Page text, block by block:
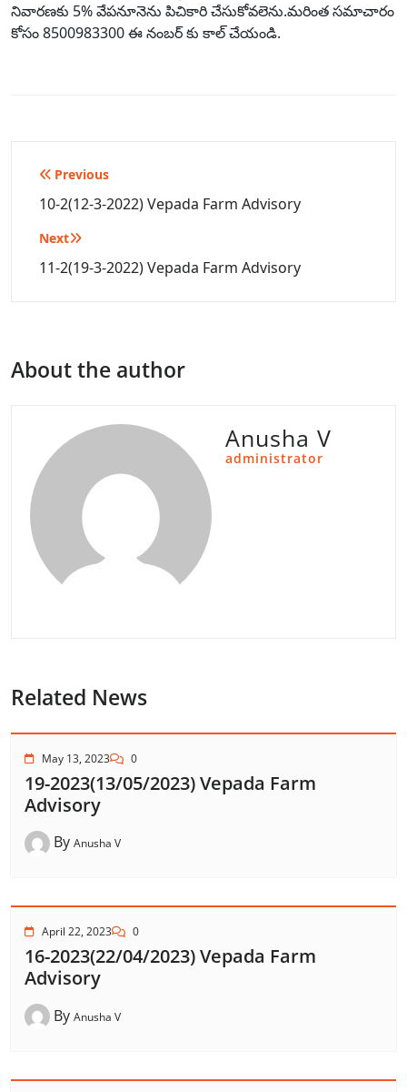
నివారణకు 5% వేపనూనెను పిచికారి చేసుకోవలెను.మరింత సమాచారం
కోసం 8500983300 ఈ నంబర్ కు కాల్ చేయండి.
Post
navigation
Previous
10-2(12-3-2022) Vepada Farm Advisory
Next
11-2(19-3-2022) Vepada Farm Advisory
About the author
Anusha V
administrator
Related News
May 13, 2023 0
19-2023(13/05/2023) Vepada Farm
Advisory
By Anusha V
April 22, 2023 0
16-2023(22/04/2023) Vepada Farm
Advisory
By Anusha V